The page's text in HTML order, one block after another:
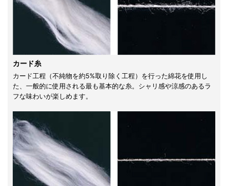
カード糸
カード工程（不純物を約5%取り除く工程）を行った綿花を使用し
た、一般的に使用される最も基本的な糸。シャリ感や涼感のあるラ
フな味わいが楽しめます。